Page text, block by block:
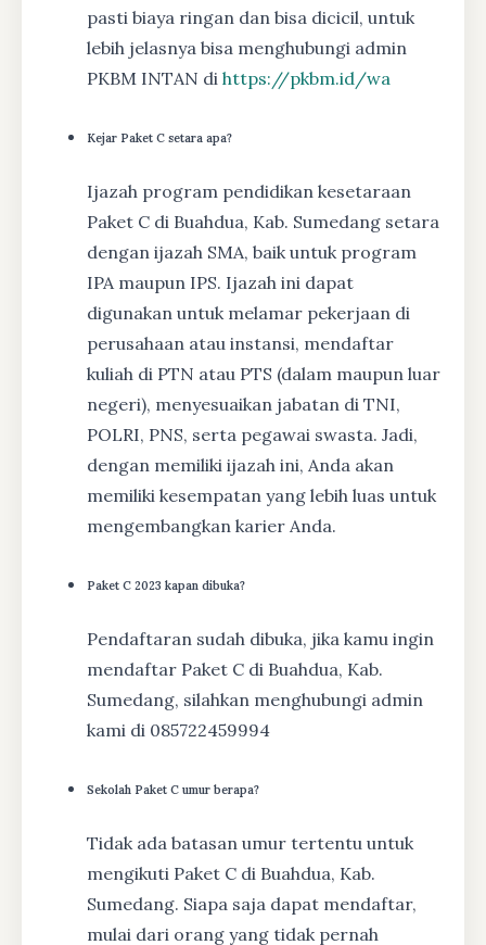
pasti biaya ringan dan bisa dicicil, untuk
lebih jelasnya bisa menghubungi admin
PKBM INTAN di https://pkbm.id/wa
Kejar Paket C setara apa?
Ijazah program pendidikan kesetaraan
Paket C di Buahdua, Kab. Sumedang setara
dengan ijazah SMA, baik untuk program
IPA maupun IPS. Ijazah ini dapat
digunakan untuk melamar pekerjaan di
perusahaan atau instansi, mendaftar
kuliah di PTN atau PTS (dalam maupun luar
negeri), menyesuaikan jabatan di TNI,
POLRI, PNS, serta pegawai swasta. Jadi,
dengan memiliki ijazah ini, Anda akan
memiliki kesempatan yang lebih luas untuk
mengembangkan karier Anda.
Paket C 2023 kapan dibuka?
Pendaftaran sudah dibuka, jika kamu ingin
mendaftar Paket C di Buahdua, Kab.
Sumedang, silahkan menghubungi admin
kami di 085722459994
Sekolah Paket C umur berapa?
Tidak ada batasan umur tertentu untuk
mengikuti Paket C di Buahdua, Kab.
Sumedang. Siapa saja dapat mendaftar,
mulai dari orang yang tidak pernah